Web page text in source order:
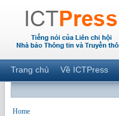
Trang chủ Về ICTPress
Home